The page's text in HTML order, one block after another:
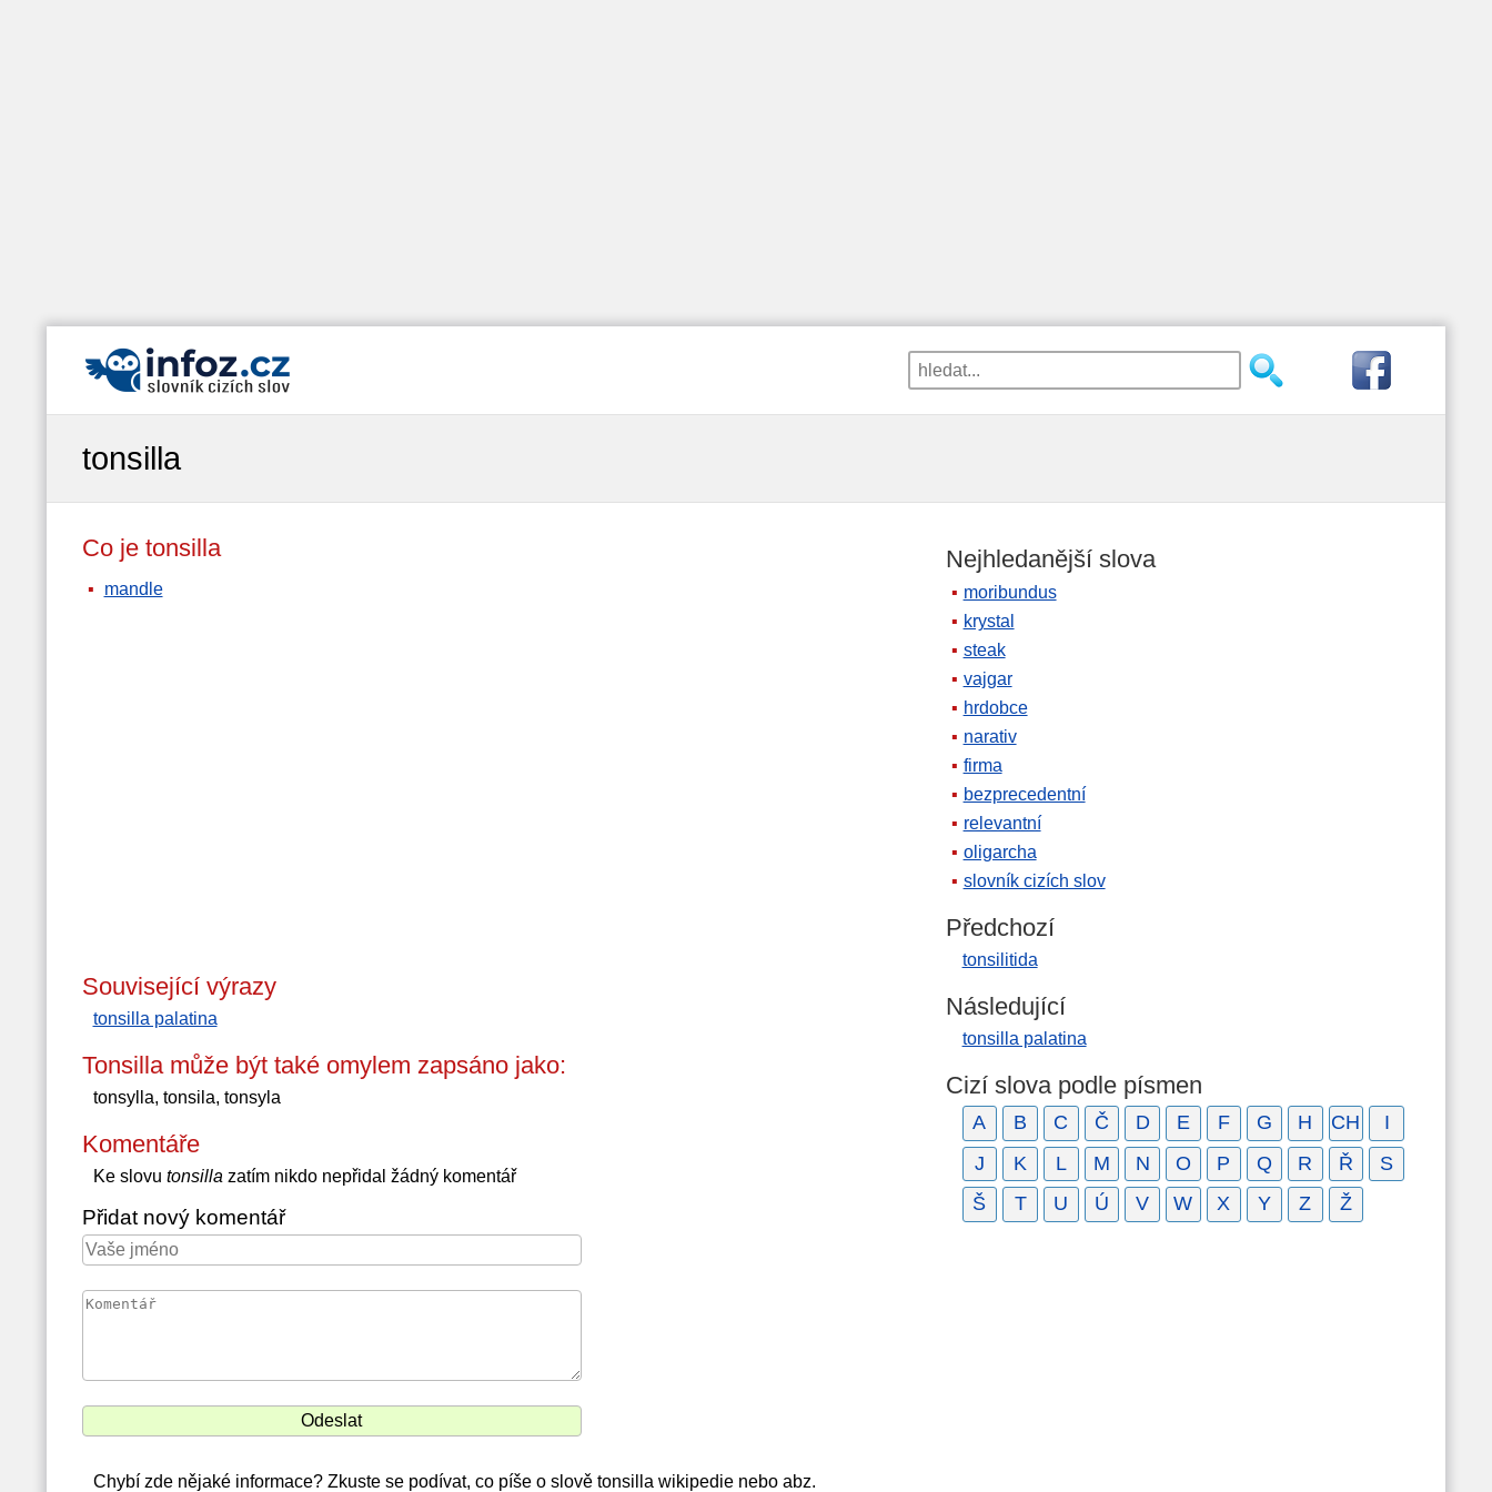
tonsilla
Co je tonsilla
mandle
Související výrazy
tonsilla palatina
Tonsilla může být také omylem zapsáno jako:
tonsylla, tonsila, tonsyla
Komentáře
Ke slovu tonsilla zatím nikdo nepřidal žádný komentář
Přidat nový komentář
Chybí zde nějaké informace? Zkuste se podívat, co píše o slově tonsilla wikipedie nebo abz.
Nejhledanější slova
moribundus
krystal
steak
vajgar
hrdobce
narativ
firma
bezprecedentní
relevantní
oligarcha
slovník cizích slov
Předchozí
tonsilitida
Následující
tonsilla palatina
Cizí slova podle písmen
A B C Č D E F G H CH
I
J
K L M N O P Q R Ř
S
Š
T U Ú V W X Y Z Ž